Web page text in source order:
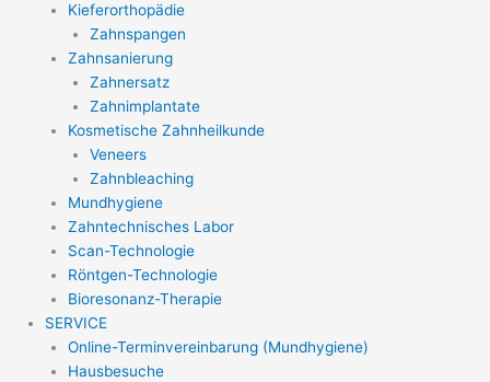
Kieferorthopädie
Zahnspangen
Zahnsanierung
Zahnersatz
Zahnimplantate
Kosmetische Zahnheilkunde
Veneers
Zahnbleaching
Mundhygiene
Zahntechnisches Labor
Scan-Technologie
Röntgen-Technologie
Bioresonanz-Therapie
SERVICE
Online-Terminvereinbarung (Mundhygiene)
Hausbesuche